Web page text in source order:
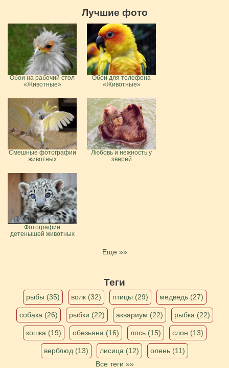
Лучшие фото
Обои на рабочий стол
«Животные»
Обои для телефона
«Животные»
Смешные фотографии
животных
Любовь и нежность у
зверей
Фотографии
детенышей животных
Еще »»
Теги
рыбы (35) волк (32) птицы (29) медведь (27)
собака (26) рыбки (22) аквариум (22) рыбка (22)
кошка (19) обезьяна (16) лось (15) слон (13)
верблюд (13) лисица (12)
олень (11)
Все теги »»